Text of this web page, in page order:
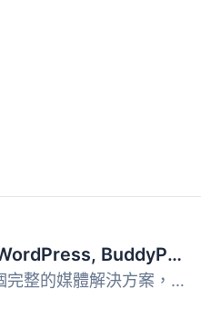
rtMedia for WordPress, BuddyPress and bbPress
rtMedia 是一個完整的媒體解決方案，專為 WordPress、BuddyPr...